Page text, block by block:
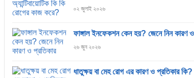
০২ জুলাই ২০২৬
ফাঙ্গাল ইনফেকশন কেন হয়? জেনে নিন কারণ
২৬ জুন ২০২৬
ধাতুক্ষয় বা মেহ রোগ এর কারণ ও প্রতিকার কি?